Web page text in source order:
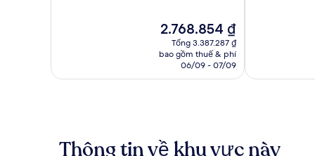
Giá
hiện
tại
2.768.854 ₫
2.768.854 ₫
Tổng 3.387.287 ₫
bao gồm thuế & phí
06/09 - 07/09
Thông tin về khu vực này